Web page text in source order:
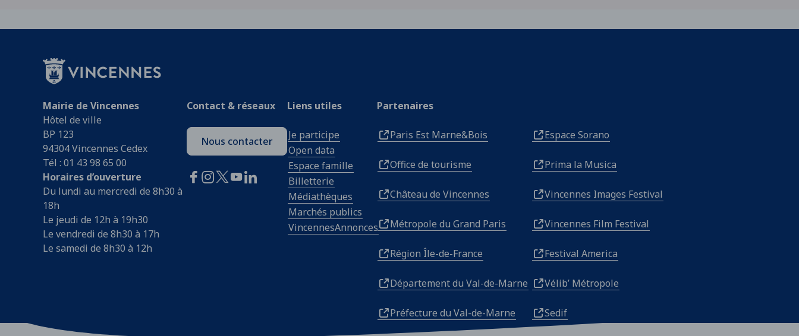
Mairie de Vincennes
Hôtel de ville
BP 123
94304 Vincennes Cedex
Tél : 01 43 98 65 00
Horaires d’ouverture
Du lundi au mercredi de 8h30 à
18h
Le jeudi de 12h à 19h30
Le vendredi de 8h30 à 17h
Le samedi de 8h30 à 12h
Contact & réseaux
Nous contacter
Liens utiles
Je participe
Open data
Espace famille
Billetterie
Médiathèques
Marchés publics
VincennesAnnonces
Partenaires
Paris Est Marne&Bois
Office de tourisme
Château de Vincennes
Métropole du Grand Paris
Région Île-de-France
Département du Val-de-Marne
Préfecture du Val-de-Marne
Espace Sorano
Prima la Musica
Vincennes Images Festival
Vincennes Film Festival
Festival America
Vélib’ Métropole
Sedif